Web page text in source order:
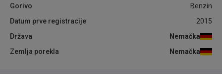
Gorivo
Benzin
Datum prve registracije
2015
Država
Nemačka
Zemlja porekla
Nemačka